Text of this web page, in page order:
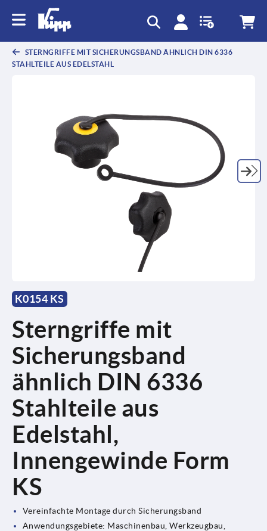
STERNGRIFFE MIT SICHERUNGSBAND ÄHNLICH DIN 6336
STAHLTEILE AUS EDELSTAHL
K0154 KS
Sterngriffe mit
Sicherungsband
ähnlich DIN 6336
Stahlteile aus
Edelstahl,
Innengewinde Form
KS
Vereinfachte Montage durch Sicherungsband
Anwendungsgebiete: Maschinenbau, Werkzeugbau,